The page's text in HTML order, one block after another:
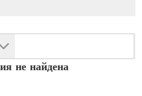
не найдена